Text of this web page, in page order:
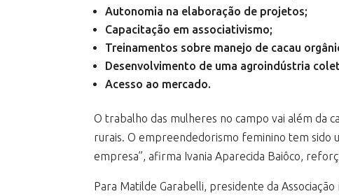
Autonomia na elaboração de projetos;
Capacitação em associativismo;
Treinamentos sobre manejo de cacau
Desenvolvimento de uma agroindústria
Acesso ao mercado.
O trabalho das mulheres no campo vai além da
rurais. O empreendedorismo feminino tem sido
empresa”, afirma Ivania Aparecida Baiôco,
Para Matilde Garabelli, presidente da